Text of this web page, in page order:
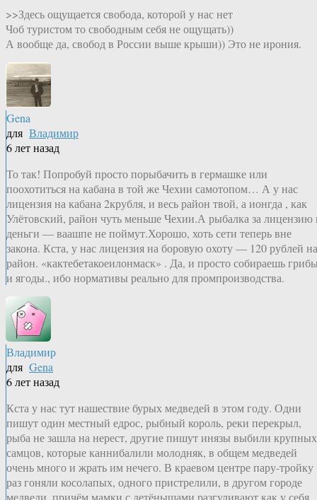
>>Здесь ощущается свобода, которой у нас нет
Чоб туристом то свободным себя не ощущать))
А вообще да, свобод в России выше крыши)) Это не ирония.
Gena
для Владимир
6 лет назад
То так! Попробуй просто порыбачить в гермашке или
поохотиться на кабана в той же Чехии самотопом… А у нас
лицензия на кабана 2крубля, и весь район твой, а ионгда , как
Улётовский, район чуть меньше Чехии.А рыбалка за лицензию
деньги — ваашпе не поймут.Хорошо, хоть сети теперь вне
закона. Кста, у нас лицензия на боровую охоту — 120 рублей на
район. «кактебетакоеилонмаск» . Да, и просто собираешь
и ягоды., ибо нормативы реально для промпроизводства.
Владимир
для Gena
6 лет назад
Кста у нас тут нашествие бурых медведей в этом году. Одни
пишут один местный едрос, рыбный король, реки перекрыл,
рыба не зашла на нерест, другие пишут инязы выбили крупных
самцов, которые каннибалили молодняк, в общем медведей
очень много и жрать им нечего. В краевом центре пару-тройку
раз гоняли косолапых, одного пристрелили, в другом городе